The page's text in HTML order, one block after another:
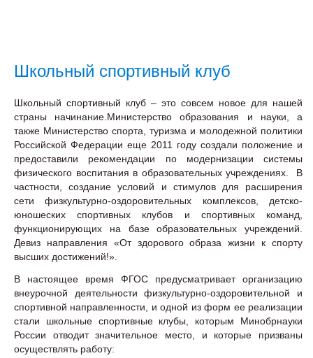
Школьный спортивный клуб
Школьный спортивный клуб – это совсем новое для нашей
страны начинание.Министерство образования и науки, а
также Министерство спорта, туризма и молодежной политики
Российской Федерации еще 2011 году создали положение и
предоставили рекомендации по модернизации системы
физического воспитания в образовательных учреждениях. В
частности, создание условий и стимулов для расширения
сети физкультурно-оздоровительных комплексов, детско-
юношеских спортивных клубов и спортивных команд,
функционирующих на базе образовательных учреждений
Девиз направления «От здорового образа жизни к спорту
высших достижений!».
В настоящее время ФГОС предусматривает организацию
внеурочной деятельности физкультурно-оздоровительной и
спортивной направленности, и одной из форм ее реализации
стали школьные спортивные клубы, которым Минобрнауки
России отводит значительное место, и которые призваны
осуществлять работу: